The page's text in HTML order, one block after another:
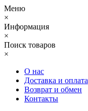
Меню
×
Информация
×
Поиск товаров
×
О нас
Доставка и оплата
Возврат и обмен
Контакты